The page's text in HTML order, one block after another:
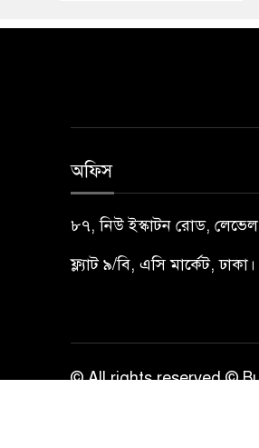
অফিস
৮৭, নিউ ইস্কাটন রোড,
ফ্ল্যাট ৯/বি, এসি মার্কেট, ঢাকা।
© All rights reserved ©